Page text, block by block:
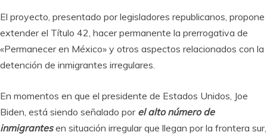
El proyecto, presentado por legisladores republicanos, propone
extender el Título 42, hacer permanente la prerrogativa de
«Permanecer en México» y otros aspectos relacionados con la
detención de inmigrantes irregulares.
En momentos en que el presidente de Estados Unidos, Joe
Biden, está siendo señalado por el alto número de
inmigrantesen situación irregular que llegan por la frontera sur,